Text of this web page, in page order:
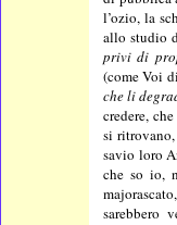
l’ozio, la
allo studio
privi di
(come Voi
che li
credere,
si
savio loro
che so io,
sarebbero